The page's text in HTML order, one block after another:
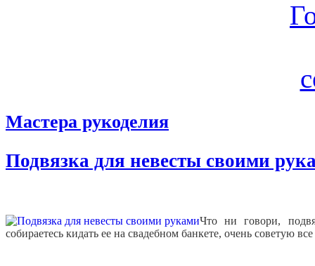
Мастера рукоделия
Подвязка для невесты своими
Что ни говори,
собираетесь кидать ее на свадебном банкете, очень советую